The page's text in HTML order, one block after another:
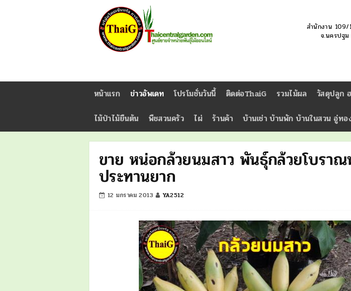
สำนักงาน
จ.นครปฐ
หน้าแรก ข่าวอัพเดท โปรโมชั่นวันนี้ ติดต่อThaiG รวมไม้ผล วัสดุปลูก
ไม้ป่าไม้ยืนต้น
พืชสวนครัว ไผ่ ร้านค้า บ้านเช่า บ้านพัก บ้านในสวน อู่ท
ขาย หน่อกล้วยนมสาว พันธุ์กล้วยโบราณ
ประทานยาก
12 มกราคม 2013 YA2512